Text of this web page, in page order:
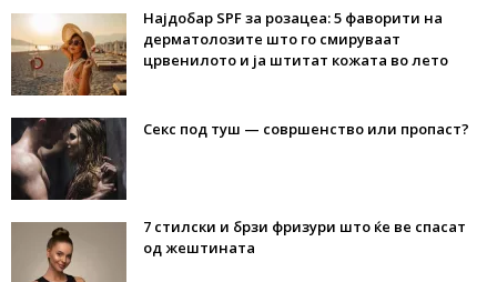
Најдобар SPF за розацеа: 5 фаворити на
дерматолозите што го смируваат
црвенилото и ја штитат кожата во лето
Секс под туш — совршенство или пропаст?
7 стилски и брзи фризури што ќе ве спасат
од жештината